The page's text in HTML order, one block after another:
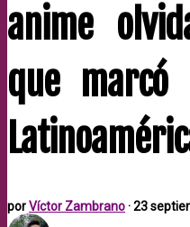
anime
que marcó
porVíctor Zambrano·23